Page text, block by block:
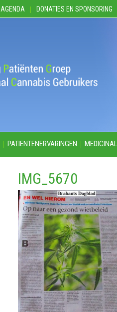
AGENDA DONATIES EN SPONSORING
PATIENTENERVARINGEN
IMG_5670